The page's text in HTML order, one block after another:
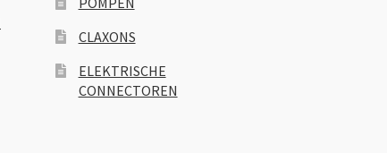
CLAXONS
ELEKTRISCHE
CONNECTOREN